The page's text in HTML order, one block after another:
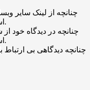
استفاده کرده باشید تایید نخواهد شد.
استفاده کرده باشید تایید نخواهد شد.
چنانچه دیدگاهی بی